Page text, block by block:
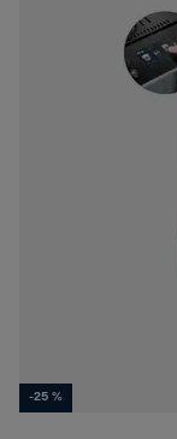
-25 %